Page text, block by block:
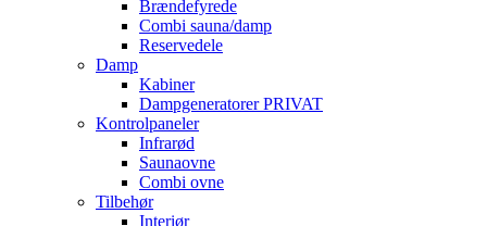
Brændefyrede
Combi sauna/damp
Reservedele
Damp
Kabiner
Dampgeneratorer PRIVAT
Kontrolpaneler
Infrarød
Saunaovne
Combi ovne
Tilbehør
Interiør